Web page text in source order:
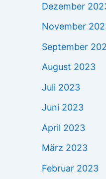
Dezember
November
September
August 2023
Juli 2023
Juni 2023
April 2023
März 2023
Februar 2023